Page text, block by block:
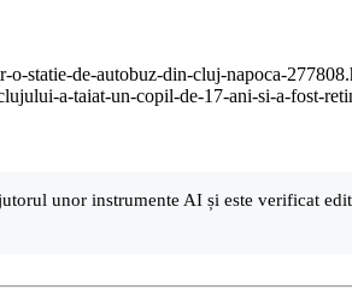
statie-de-autobuz-din-cluj-napoca-
a-taiat-un-copil-de-17-ani-si-a-fost-
unor instrumente AI și este verificat